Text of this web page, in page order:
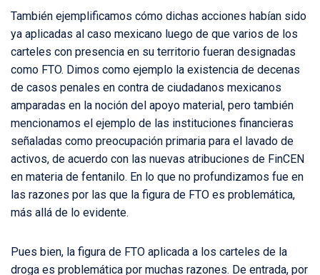
También ejemplificamos cómo dichas acciones habían sido
ya aplicadas al caso mexicano luego de que varios de los
carteles con presencia en su territorio fueran designadas
como FTO. Dimos como ejemplo la existencia de decenas
de casos penales en contra de ciudadanos mexicanos
amparadas en la noción del apoyo material, pero también
mencionamos el ejemplo de las instituciones financieras
señaladas como preocupación primaria para el lavado de
activos, de acuerdo con las nuevas atribuciones de FinCEN
en materia de fentanilo. En lo que no profundizamos fue en
las razones por las que la figura de FTO es problemática,
más allá de lo evidente.
Pues bien, la figura de FTO aplicada a los carteles de la
droga es problemática por muchas razones. De entrada, por